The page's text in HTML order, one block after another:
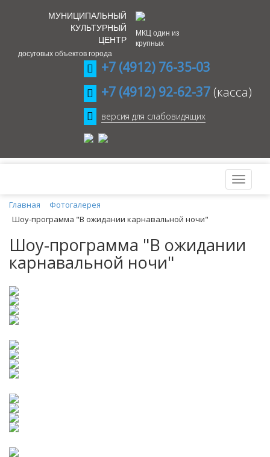
МУНИЦИПАЛЬНЫЙ
КУЛЬТУРНЫЙ
ЦЕНТР
МКЦ один из
крупных
досуговых объектов города
+7 (4912) 76-35-03
+7 (4912) 92-62-37 (касса)
версия для слабовидящих
Главная
Фотогалерея
Шоу-программа "В ожидании карнавальной ночи"
Шоу-программа "В ожидании
карнавальной ночи"